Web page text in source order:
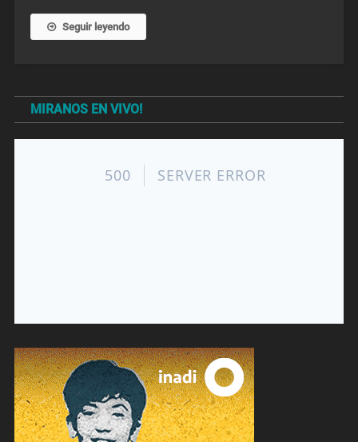
Seguir leyendo
MIRANOS EN VIVO!